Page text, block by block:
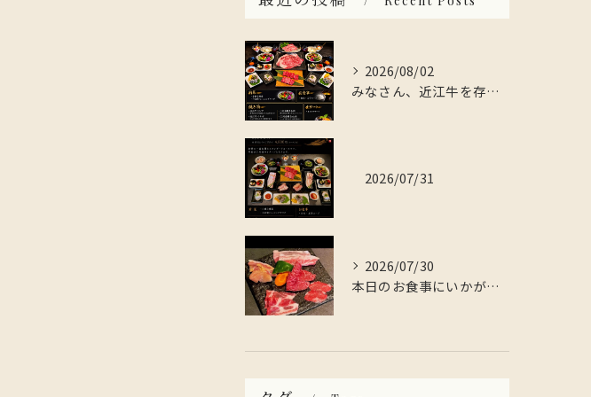
2026/08/02
みなさん、近江牛を存分に楽しんでみませんか？
2026/07/31
2026/07/30
本日のお食事にいかがですか？